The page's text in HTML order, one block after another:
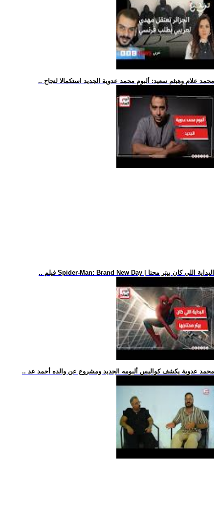
.. محمد علام وهيثم سعيد: ألبوم محمد عدوية الجديد استكمالا لنجاح
.. فيلم Spider-Man: Brand New Day | البداية اللي كان بيتر محتا
.. محمد عدوية يكشف كواليس ألبومه الجديد ومشروع عن والده أحمد عد